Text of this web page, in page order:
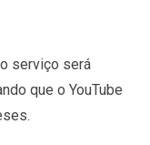
serviço será
que o YouTube